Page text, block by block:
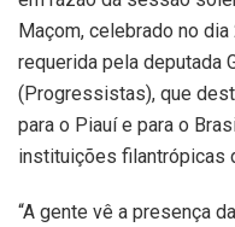
Maçom, celebrado no
requerida pela deputada
(Progressistas), que
para o Piauí e para o
instituições filantrópicas
“A gente vê a presença